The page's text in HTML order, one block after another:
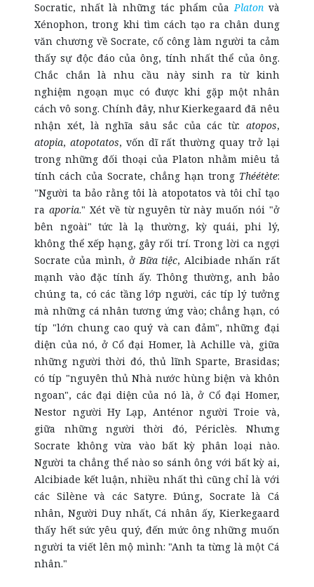
Socratic, nhất là những tác phẩm củaPlatonvà
Xénophon, trong khi tìm cách tạo ra chân dung
văn chương về Socrate, cố công làm người ta cảm
thấy sự độc đáo của ông, tính nhất thể của ông.
Chắc chắn là nhu cầu này sinh ra từ kinh
nghiệm ngoạn mục có được khi gặp một nhân
cách vô song. Chính đây, như Kierkegaard đã nêu
nhận xét, là nghĩa sâu sắc của các từ: atopos,
atopia,atopotatos, vốn dĩ rất thường quay trở lại
trong những đối thoại của Platon nhằm miêu tả
tính cách của Socrate, chẳng hạn trong Théétète:
"Người ta bảo rằng tôi là atopotatos và tôi chỉ tạo
raaporia." Xét về từ nguyên từ này muốn nói "ở
bên ngoài" tức là lạ thường, kỳ quái, phi lý,
không thể xếp hạng, gây rối trí. Trong lời ca ngợi
Socrate của mình, ởBữa tiệc, Alcibiade nhấn rất
mạnh vào đặc tính ấy. Thông thường, anh bảo
chúng ta, có các tầng lớp người, các típ lý tưởng
mà những cá nhân tương ứng vào; chẳng hạn, có
típ "lớn chung cao quý và can đảm", những đại
diện của nó, ở Cổ đại Homer, là Achille và, giữa
những người thời đó, thủ lĩnh Sparte, Brasidas;
có típ "nguyên thủ Nhà nước hùng biện và khôn
ngoan", các đại diện của nó là, ở Cổ đại Homer,
Nestor người Hy Lạp, Anténor người Troie và,
giữa những người thời đó, Périclès. Nhưng
Socrate không vừa vào bất kỳ phân loại nào.
Người ta chẳng thể nào so sánh ông với bất kỳ ai,
Alcibiade kết luận, nhiều nhất thì cũng chỉ là với
các Silène và các Satyre. Đúng, Socrate là Cá
nhân, Người Duy nhất, Cá nhân ấy, Kierkegaard
thấy hết sức yêu quý, đến mức ông những muốn
người ta viết lên mộ mình: "Anh ta từng là một Cá
nhân."